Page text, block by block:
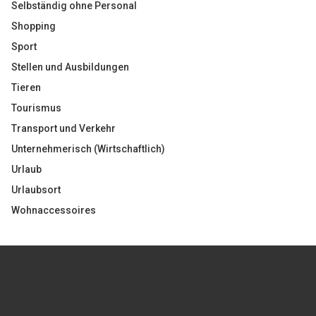
Selbständig ohne Personal
Shopping
Sport
Stellen und Ausbildungen
Tieren
Tourismus
Transport und Verkehr
Unternehmerisch (Wirtschaftlich)
Urlaub
Urlaubsort
Wohnaccessoires